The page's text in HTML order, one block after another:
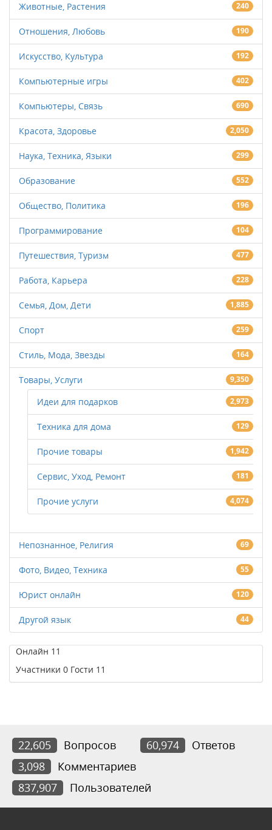
Животные, Растения 240
Отношения, Любовь 190
Искусство, Культура 192
Компьютерные игры 402
Компьютеры, Связь 690
Красота, Здоровье 2,050
Наука, Техника, Языки 299
Образование 552
Общество, Политика 196
Программирование 104
Путешествия, Туризм 477
Работа, Карьера 228
Семья, Дом, Дети 1,885
Спорт 259
Стиль, Мода, Звезды 164
Товары, Услуги 9,350
Идеи для подарков 2,973
Техника для дома 129
Прочие товары 1,942
Сервис, Уход, Ремонт 181
Прочие услуги 4,074
Непознанное, Религия 69
Фото, Видео, Техника 55
Юрист онлайн 120
Другой язык 44
Онлайн 11
Участники 0 Гости 11
22,605 Вопросов 60,974
Ответов
3,098
Комментариев
837,907
Пользователей